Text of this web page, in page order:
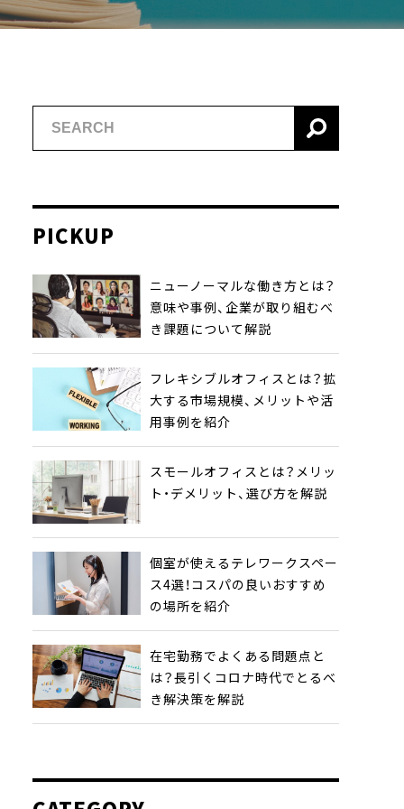
PICKUP
ニューノーマルな働き方とは？
意味や事例、企業が取り組むべ
き課題について解説
フレキシブルオフィスとは？拡
大する市場規模、メリットや活
用事例を紹介
スモールオフィスとは？メリッ
ト・デメリット、選び方を解説
個室が使えるテレワークスペー
ス4選！コスパの良いおすすめ
の場所を紹介
在宅勤務でよくある問題点と
は？長引くコロナ時代でとるべ
き解決策を解説